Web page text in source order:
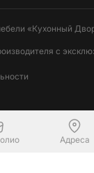
«Кухонный
с
Адреса